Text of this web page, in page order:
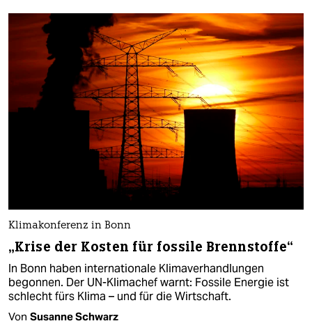
Klimakonferenz in Bonn
„Krise der Kosten für fossile Brennstoffe“
In Bonn haben internationale Klimaverhandlungen
begonnen. Der UN-Klimachef warnt: Fossile Energie ist
schlecht fürs Klima – und für die Wirtschaft.
Von Susanne Schwarz